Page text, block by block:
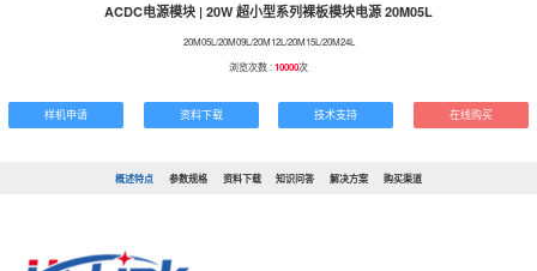
ACDC电源模块 | 20W 超小型系列裸板模块电源 20M05L
20M05L/20M09L/20M12L/20M15L/20M24L
浏览次数 :10000次
样机申请 资料下载 技术支持 在线购买
概述特点 参数规格 资料下载 知识问答 解决方案 购买渠道